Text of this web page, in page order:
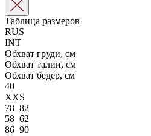
Таблица размеров
RUS
INT
Обхват груди, см
Обхват талии, см
Обхват бедер, см
40
XXS
78–82
58–62
86–90